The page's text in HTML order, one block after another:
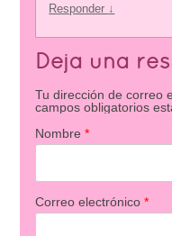
Responder ↓
Deja una
Tu dirección de correo
campos obligatorios
Nombre *
Correo electrónico *